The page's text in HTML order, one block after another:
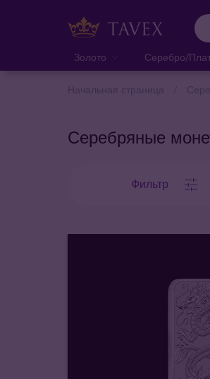
Золото Серебро/
Серебряные
Фильтр